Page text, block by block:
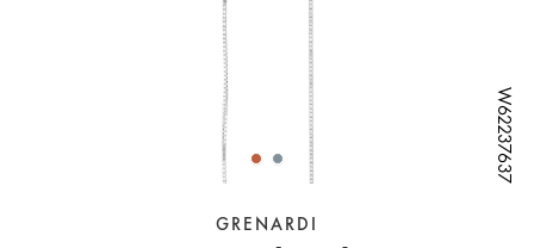
W62237637
W62237637
W62237637
W62237637
GRENARDI